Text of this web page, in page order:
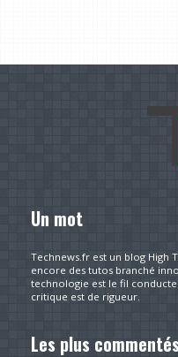
Un mot
Technews.fr est un blog High
encore des tutos branché
technologie est le fil
critique est de rigueur.
Les plus